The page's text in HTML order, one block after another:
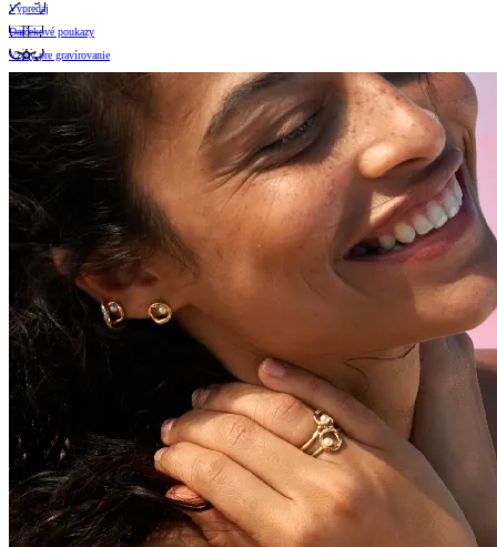
Výpredaj
Darčekové poukazy
Vzory pre gravírovanie